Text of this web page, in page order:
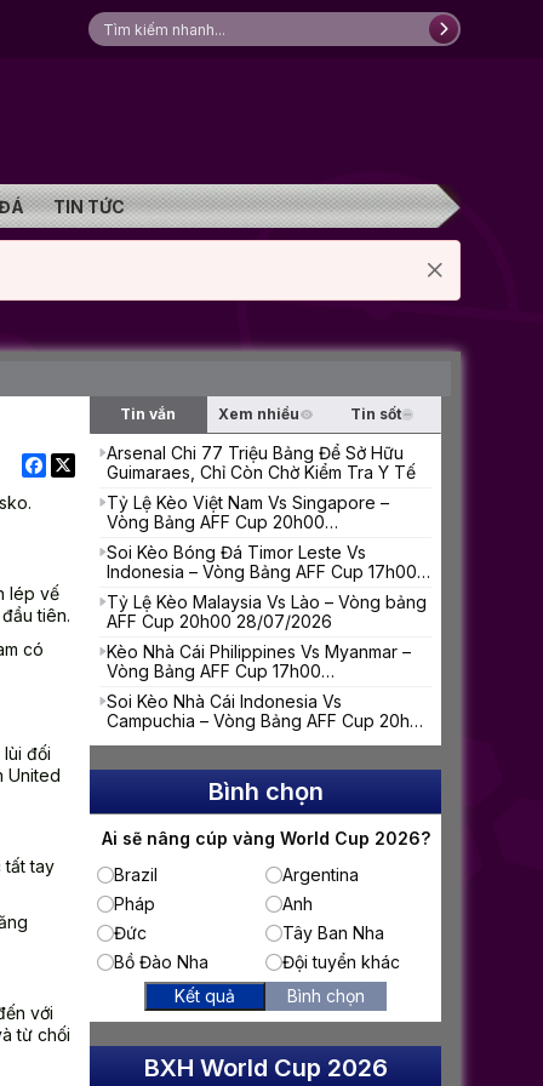
TIN TỨC
lép vế
tiên.
có
đối
United
tất tay
với
từ chối
Tin vắn Xem nhiều Tin sốt
Arsenal Chi 77 Triệu Bảng Để Sở Hữu
Guimaraes, Chỉ Còn Chờ Kiểm Tra Y Tế
Tỷ Lệ Kèo Việt Nam Vs Singapore –
Vòng Bảng AFF Cup 20h00
31/07/2026
Soi Kèo Bóng Đá Timor Leste Vs
Indonesia – Vòng Bảng AFF Cup 17h00
31/07/2026
Tỷ Lệ Kèo Malaysia Vs Lào – Vòng bảng
AFF Cup 20h00 28/07/2026
Kèo Nhà Cái Philippines Vs Myanmar –
Vòng Bảng AFF Cup 17h00
28/07/2026
Soi Kèo Nhà Cái Indonesia Vs
Campuchia – Vòng Bảng AFF Cup 20h30
Bình chọn
Ai sẽ nâng cúp vàng World Cup 2026?
Brazil
Argentina
Pháp
Anh
Đức
Tây Ban Nha
Bồ Đào Nha
Đội tuyển khác
Kết quả
Bình chọn
BXH World Cup 2026